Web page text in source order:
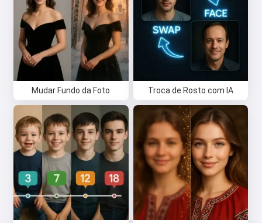
Mudar Fundo da Foto Troca de Rosto com IA
Experimente grátis
Eu aceito:Termos de Serviço
Política de Privacidade
Política de reembolso